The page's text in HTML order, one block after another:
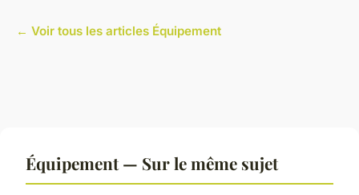
← Voir tous les articles Équipement
Équipement — Sur le même sujet